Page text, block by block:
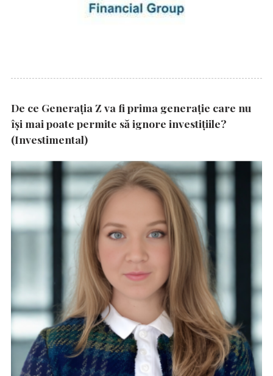
De ce Generația Z va fi prima generație care nu
își mai poate permite să ignore investițiile?
(Investimental)